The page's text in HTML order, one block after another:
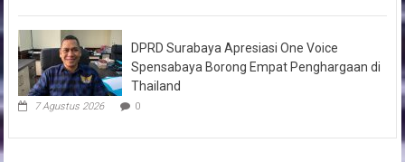
DPRD Surabaya Apresiasi One Voice
Spensabaya Borong Empat Penghargaan di
Thailand
7 Agustus 2026 0